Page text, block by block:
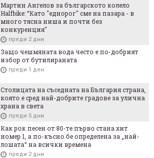
Мартин Ангелов за българското колело
Halfbike: “Като "еднорог" сме на пазара - в
много тясна ниша и почти без
конкуренция"
преди 2 дни
Защо чешмяната вода често е по-добрият
избор от бутилираната
преди 1 ден
Столицата на съседната на България страна,
която е сред най-добрите градове за улична
храна в света
преди 5 дни
Как рок песен от 80-те първо стана хит
номер 1, а по-късно бе определена за „най-
лошата“ на всички времена
преди 2 дни